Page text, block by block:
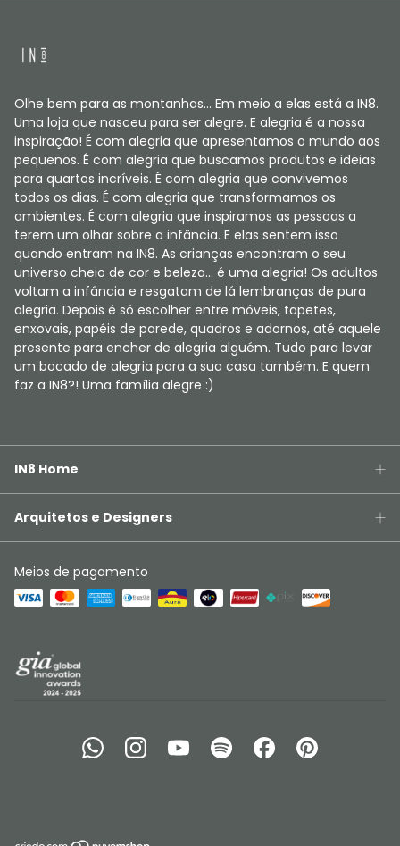
Olhe bem para as montanhas... Em meio a elas está a IN8.
Uma loja que nasceu para ser alegre. E alegria é a nossa
inspiração! É com alegria que apresentamos o mundo aos
pequenos. É com alegria que buscamos produtos e ideias
para quartos incríveis. É com alegria que convivemos
todos os dias. É com alegria que transformamos os
ambientes. É com alegria que inspiramos as pessoas a
terem um olhar sobre a infância. E elas sentem isso
quando entram na IN8. As crianças encontram o seu
universo cheio de cor e beleza... é uma alegria! Os adultos
voltam a infância e resgatam de lá lembranças de pura
alegria. Depois é só escolher entre móveis, tapetes,
enxovais, papéis de parede, quadros e adornos, até aquele
presente para encher de alegria alguém. Tudo para levar
um bocado de alegria para a sua casa também. E quem
faz a IN8?! Uma família alegre :)
IN8 Home
Arquitetos e Designers
Meios de pagamento